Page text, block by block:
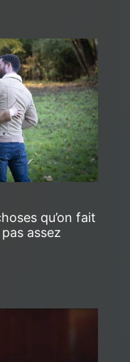
qu’on fait
assez